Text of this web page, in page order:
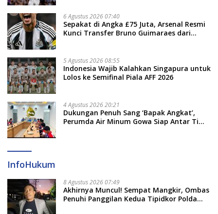
6 Agustus 2026 07:40
Sepakat di Angka £75 Juta, Arsenal Resmi
Kunci Transfer Bruno Guimaraes dari
5 Agustus 2026 08:55
Indonesia Wajib Kalahkan Singapura untuk
Lolos ke Semifinal Piala AFF 2026
4 Agustus 2026 20:21
Dukungan Penuh Sang ‘Bapak Angkat’,
Perumda Air Minum Gowa Siap Antar Tim
InfoHukum
8 Agustus 2026 07:49
Akhirnya Muncul! Sempat Mangkir, Ombas
Penuhi Panggilan Kedua Tipidkor Polda